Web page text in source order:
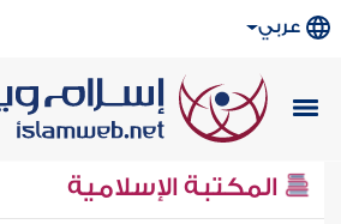
عربي
المكتبة الإسلامية